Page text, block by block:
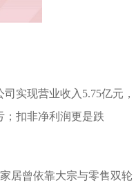
实现营业收入5.75亿元，
；扣非净利润更是跌
居曾依靠大宗与零售双轮